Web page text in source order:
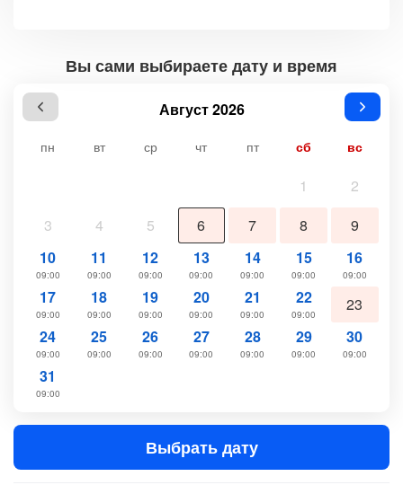
Вы сами выбираете дату и время
Август 2026
пн вт ср чт пт сб вс
1
2
3
4 5 6 7 8
9
10
09:00
11
09:00
12
09:00
13
09:00
14
09:00
15
09:00
16
09:00
17
09:00
18
09:00
19
09:00
20
09:00
21
09:00
22
09:00
23
24
09:00
25
09:00
26
09:00
27
09:00
28
09:00
29
09:00
30
09:00
31
09:00
Выбрать дату